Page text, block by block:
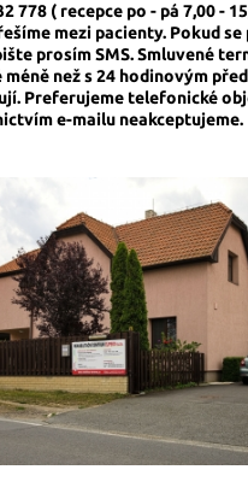
778 ( recepce po - pá 7,00 -
mezi pacienty. Pokud
prosím SMS. Smluvené
méně než s 24 hodinovým
Preferujeme telefonické
e-mailu neakceptujeme.